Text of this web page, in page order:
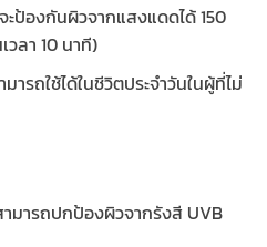
ะป้องกันผิวจากแสงแดดได้ 150
วลา 10 นาที)
ารถใช้ได้ในชีวิตประจำวันในผู้ที่ไม่
มารถปกป้องผิวจากรังสี UVB